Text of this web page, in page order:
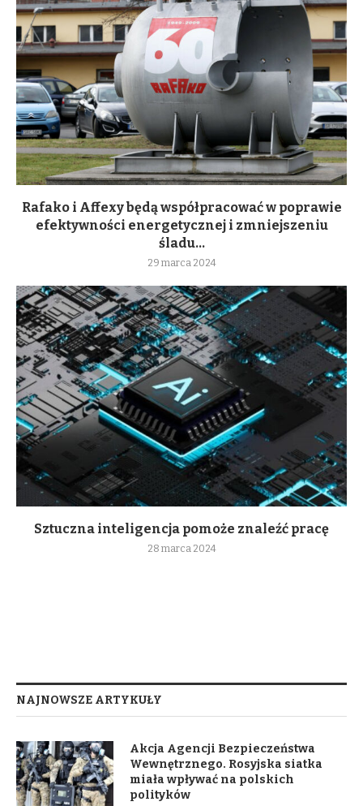
Rafako i Affexy będą współpracować w poprawie
efektywności energetycznej i zmniejszeniu
śladu...
29 marca 2024
Sztuczna inteligencja pomoże znaleźć pracę
28 marca 2024
NAJNOWSZE ARTYKUŁY
Akcja Agencji Bezpieczeństwa
Wewnętrznego. Rosyjska siatka
miała wpływać na polskich
polityków